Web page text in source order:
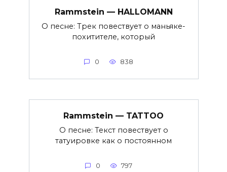
Rammstein — HALLOMANN
О песне: Трек повествует о маньяке-
похитителе, который
0 838
Rammstein — TATTOO
О песне: Текст повествует о
татуировке как о постоянном
0 797